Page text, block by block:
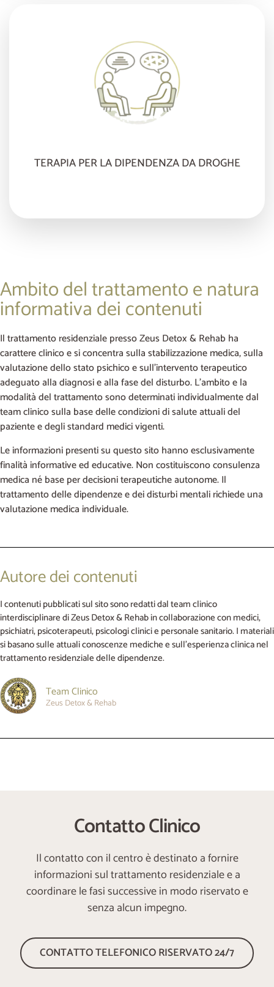
TERAPIA PER LA DIPENDENZA DA DROGHE
Ambito del trattamento e natura
informativa dei contenuti
Il trattamento residenziale presso Zeus Detox & Rehab ha
carattere clinico e si concentra sulla stabilizzazione medica, sulla
valutazione dello stato psichico e sull’intervento terapeutico
adeguato alla diagnosi e alla fase del disturbo. L’ambito e la
modalità del trattamento sono determinati individualmente dal
team clinico sulla base delle condizioni di salute attuali del
paziente e degli standard medici vigenti.
Le informazioni presenti su questo sito hanno esclusivamente
finalità informative ed educative. Non costituiscono consulenza
medica né base per decisioni terapeutiche autonome. Il
trattamento delle dipendenze e dei disturbi mentali richiede una
valutazione medica individuale.
Autore dei contenuti
I contenuti pubblicati sul sito sono redatti dal team clinico
interdisciplinare di Zeus Detox & Rehab in collaborazione con medici,
psichiatri, psicoterapeuti, psicologi clinici e personale sanitario. I materiali
si basano sulle attuali conoscenze mediche e sull’esperienza clinica nel
trattamento residenziale delle dipendenze.
Team Clinico
Zeus Detox & Rehab
Contatto Clinico
Il contatto con il centro è destinato a fornire
informazioni sul trattamento residenziale e a
coordinare le fasi successive in modo riservato e
senza alcun impegno.
CONTATTO TELEFONICO RISERVATO 24/7